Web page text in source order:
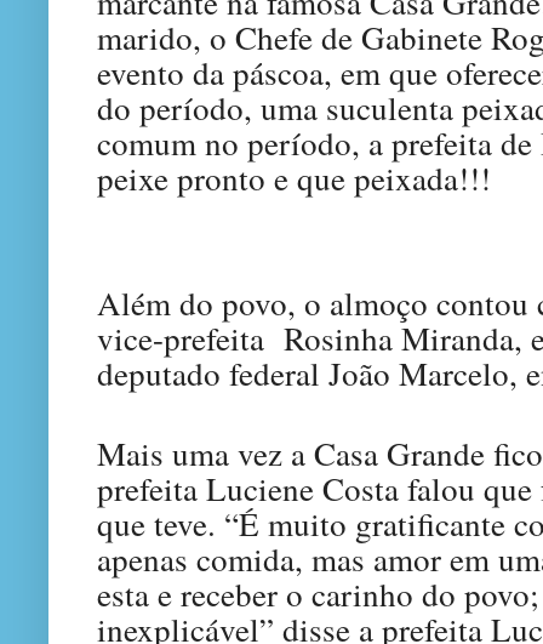
marido, o Chefe de Gabinete
evento da páscoa, em que
do período, uma suculenta
comum no período, a prefeita
peixe pronto e que peixada!!!
Além do povo, o almoço contou
vice-prefeita Rosinha Miranda,
deputado federal João Marcelo,
Mais uma vez a Casa Grande
prefeita Luciene Costa falou
que teve. “É muito gratificante
apenas comida, mas amor em
esta e receber o carinho do
inexplicável” disse a prefeita